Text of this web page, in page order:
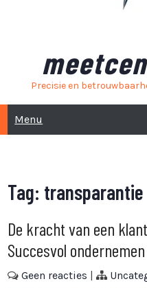
Precisie en
Menu
Tag: transparantie
De kracht van een
Succesvol
Geen reacties |